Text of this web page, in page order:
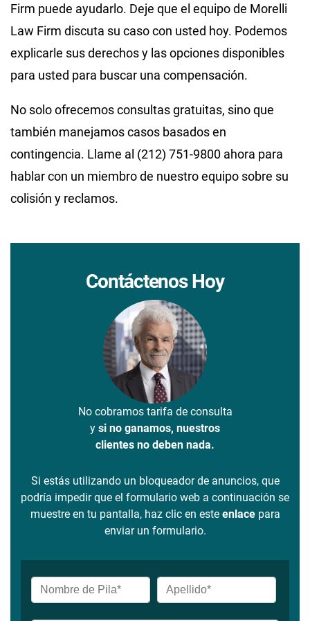
Firm puede ayudarlo. Deje que el equipo de Morelli
Law Firm discuta su caso con usted hoy. Podemos
explicarle sus derechos y las opciones disponibles
para usted para buscar una compensación.
No solo ofrecemos consultas gratuitas, sino que
también manejamos casos basados en
contingencia. Llame al (212) 751-9800 ahora para
hablar con un miembro de nuestro equipo sobre su
colisión y reclamos.
Contáctenos Hoy
No cobramos tarifa de consulta
y si no ganamos, nuestros
clientes no deben nada.
Si estás utilizando un bloqueador de anuncios, que
podría impedir que el formulario web a continuación se
muestre en tu pantalla, haz clic en este enlacepara
enviar un formulario.